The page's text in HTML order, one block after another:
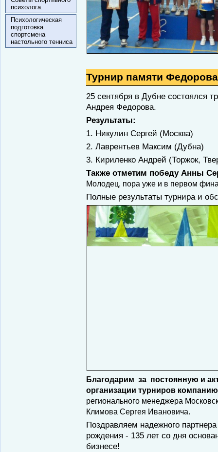
психолога.
Психологическая
подготовка
спортсмена
настольного тенниса
Турнир памяти
25 сентября в Дубне состоялся
Андрея Федорова.
Результаты:
1. Никулин Сергей (Москва)
2. Лаврентьев Максим (Дубна)
3. Кириленко Андрей (Торжок,
Также отметим победу Анны
Молодец, пора уже и в первом
Полные результаты турнира и
Благодарим за постоянную и
организации турниров
регионального менеджера
Климова Сергея Ивановича.
Поздравляем надежного
рождения - 135 лет со дня
бизнесе!